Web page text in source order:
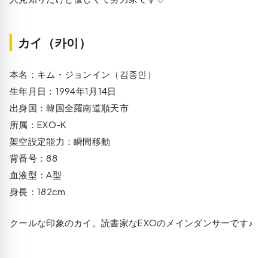
カイ（카이）
本名：キム・ジョンイン（김종인）
生年月日：1994年1月14日
出身国：韓国全羅南道順天市
所属：EXO-K
架空設定能力：瞬間移動
背番号：88
血液型：A型
身長：182cm
クールな印象のカイ。読書家なEXOのメインダンサーです♪